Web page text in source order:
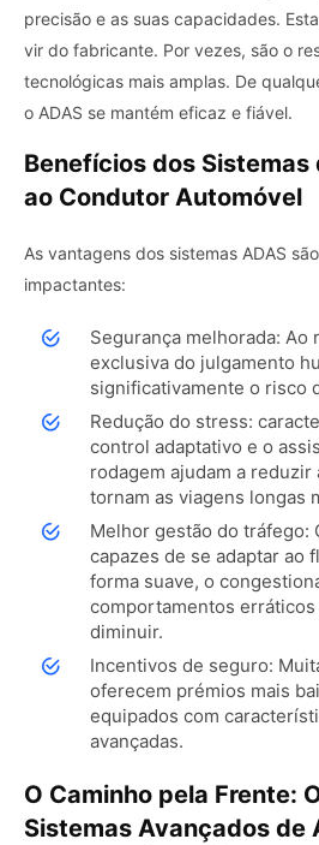
precisão e as suas capacidades.
vir do fabricante. Por vezes, são o
tecnológicas mais amplas. De
o ADAS se mantém eficaz e fiável.
Benefícios dos
ao Condutor Automóvel
As vantagens dos sistemas ADAS
impactantes:
Segurança melhorada:
exclusiva do julgamento
significativamente o risco
Redução do stress:
control adaptativo e o
rodagem ajudam a
tornam as viagens longas
Melhor gestão do tráfego:
capazes de se adaptar ao
forma suave, o
comportamentos
diminuir.
Incentivos de seguro:
oferecem prémios mais
equipados com
avançadas.
O Caminho pela Frente:
Sistemas Avançados de